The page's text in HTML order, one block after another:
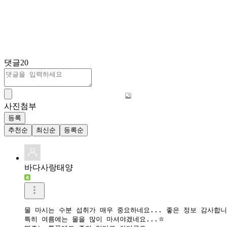
댓글20
사진첨부
등록
추천순
최신순 등록순
바다사랑태양
물 마시는 수분 섭취가 매우 중요하네요... 좋은 정보 감사합
특히 여름에는 물을 많이 마셔야겠네요...ㅎ